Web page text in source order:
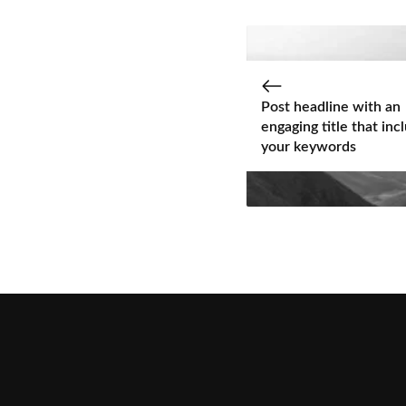
Post headline with an
engaging title that
your keywords